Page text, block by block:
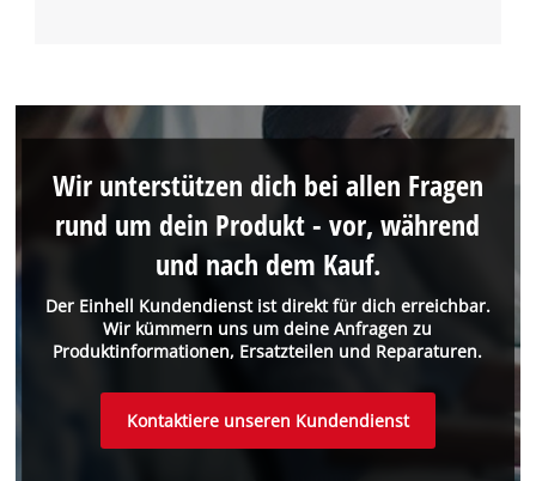
Der Einhell Kundendienst ist direkt für dich erreichbar.
Wir kümmern uns um deine Anfragen zu
Produktinformationen, Ersatzteilen und Reparaturen.
Wir unterstützen dich bei allen Fragen
rund um dein Produkt - vor, während
und nach dem Kauf.
Kontaktiere unseren Kundendienst